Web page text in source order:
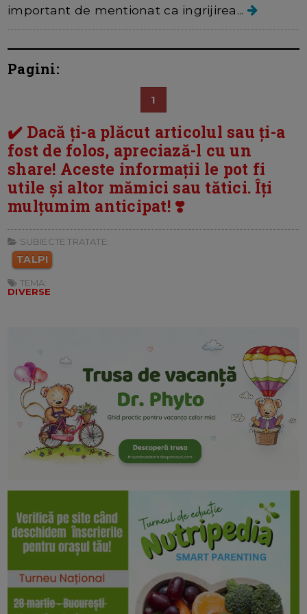
important de mentionat ca ingrijirea...
Pagini:
1
✔️ Dacă ți-a plăcut articolul sau ți-a
fost de folos, apreciază-l cu un
share! Aceste informații le pot fi
utile și altor mămici sau tătici. Îți
mulțumim anticipat! ❣️
SUBIECTE TRATATE:
TALPI
TEMA:
DIVERSE